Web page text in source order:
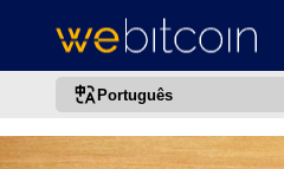
Português
português (BR)